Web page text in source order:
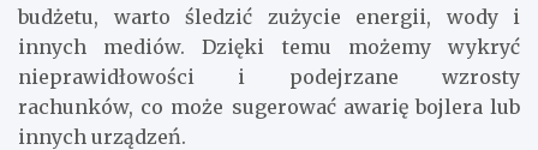
budżetu, warto śledzić zużycie energii, wody i
innych mediów. Dzięki temu możemy wykryć
nieprawidłowości i podejrzane wzrosty
rachunków, co może sugerować awarię bojlera lub
innych urządzeń.